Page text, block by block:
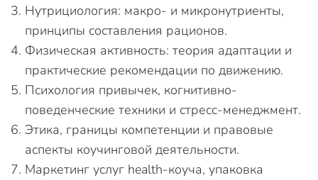
Нутрициология: макро- и микронутриенты,
принципы составления рационов.
Физическая активность: теория адаптации и
практические рекомендации по движению.
Психология привычек, когнитивно-
поведенческие техники и стресс-менеджмент.
Этика, границы компетенции и правовые
аспекты коучинговой деятельности.
Маркетинг услуг health-коуча, упаковка